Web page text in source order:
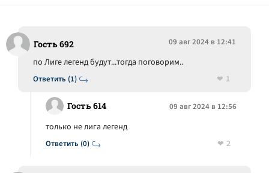
Гость 692 09 авг 2024 в 12:41
Ответить (1)
по Лиге легенд будут...тогда поговорим..
1
Гость 614 09 авг 2024 в 12:56
Ответить (0)
только не лига легенд
2